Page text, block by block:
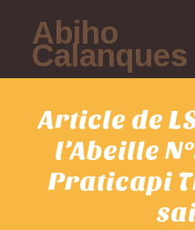
Abiho
Calanques
Article de
l’Abeille
Praticapi